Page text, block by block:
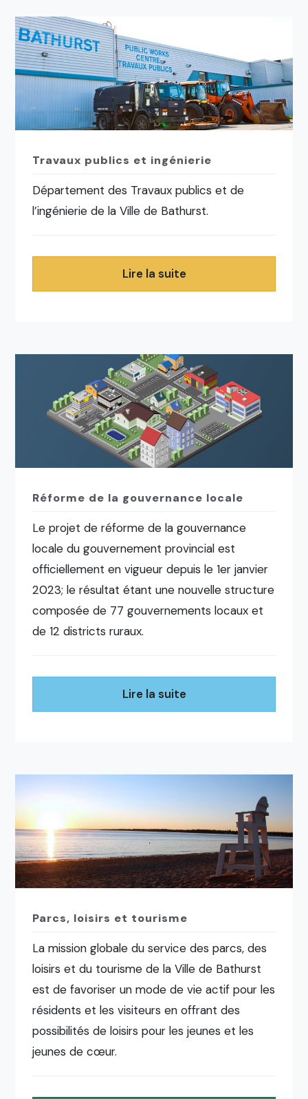
Travaux publics et ingénierie
Département des Travaux publics et de
l’ingénierie de la Ville de Bathurst.
Lire la suite
Réforme de la gouvernance locale
Le projet de réforme de la gouvernance
locale du gouvernement provincial est
officiellement en vigueur depuis le 1er janvier
2023; le résultat étant une nouvelle structure
composée de 77 gouvernements locaux et
de 12 districts ruraux.
Lire la suite
Parcs, loisirs et tourisme
La mission globale du service des parcs, des
loisirs et du tourisme de la Ville de Bathurst
est de favoriser un mode de vie actif pour les
résidents et les visiteurs en offrant des
possibilités de loisirs pour les jeunes et les
jeunes de cœur.